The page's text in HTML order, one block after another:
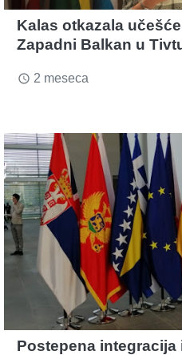
Kalas otkazala
Zapadni Balkan u
access_time 2 meseca
Postepena